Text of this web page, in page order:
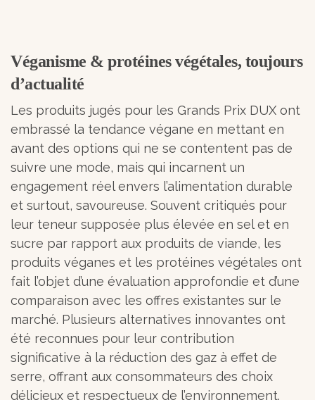
Véganisme & protéines végétales, toujours
d’actualité
Les produits jugés pour les Grands Prix DUX ont
embrassé la tendance végane en mettant en
avant des options qui ne se contentent pas de
suivre une mode, mais qui incarnent un
engagement réel envers l’alimentation durable
et surtout, savoureuse. Souvent critiqués pour
leur teneur supposée plus élevée en sel et en
sucre par rapport aux produits de viande, les
produits véganes et les protéines végétales ont
fait l’objet d’une évaluation approfondie et d’une
comparaison avec les offres existantes sur le
marché. Plusieurs alternatives innovantes ont
été reconnues pour leur contribution
significative à la réduction des gaz à effet de
serre, offrant aux consommateurs des choix
délicieux et respectueux de l’environnement.